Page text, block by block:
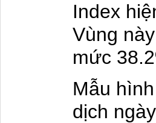
Index
Vùng
mức
Mẫu
dịch